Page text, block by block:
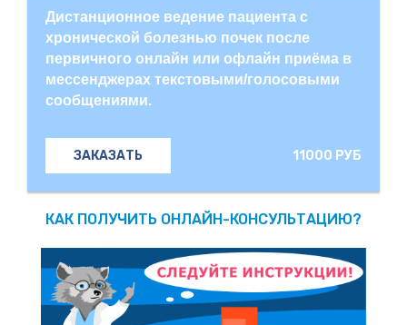
Дистанционное ведение пациента с
хронической болезнью почек после
первичного онлайн или офлайн приёма в
мессенджерах текстовыми/голосовыми
сообщениями.
ЗАКАЗАТЬ 11000 РУБ
КАК ПОЛУЧИТЬ ОНЛАЙН-КОНСУЛЬТАЦИЮ?